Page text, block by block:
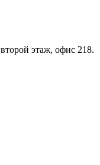
этаж, офис 218.